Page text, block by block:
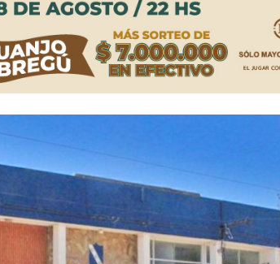
Jazmín David fue citada a la Selección Argentina